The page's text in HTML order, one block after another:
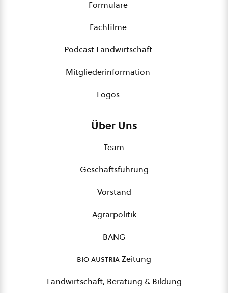
Formulare
Fachfilme
Podcast Landwirtschaft
Mitgliederinformation
Logos
Über Uns
Team
Geschäftsführung
Vorstand
Agrarpolitik
BANG
bio austriaZeitung
Landwirtschaft, Beratung & Bildung